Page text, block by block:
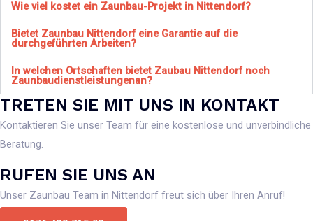
Wie viel kostet ein Zaunbau-Projekt in Nittendorf?
Bietet Zaunbau Nittendorf eine Garantie auf die
durchgeführten Arbeiten?
In welchen Ortschaften bietet Zaubau Nittendorf noch
Zaunbaudienstleistungenan?
TRETEN SIE MIT UNS IN KONTAKT
Kontaktieren Sie unser Team für eine kostenlose und unverbindliche
Beratung.
RUFEN SIE UNS AN
Unser Zaunbau Team in Nittendorf freut sich über Ihren Anruf!